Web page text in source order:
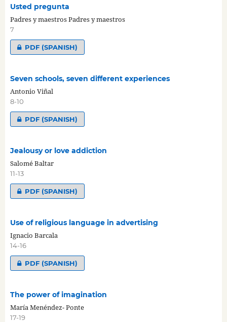
Usted pregunta
Padres y maestros Padres y maestros
7
PDF (SPANISH)
Seven schools, seven different experiences
Antonio Viñal
8-10
PDF (SPANISH)
Jealousy or love addiction
Salomé Baltar
11-13
PDF (SPANISH)
Use of religious language in advertising
Ignacio Barcala
14-16
PDF (SPANISH)
The power of imagination
María Menéndez- Ponte
17-19